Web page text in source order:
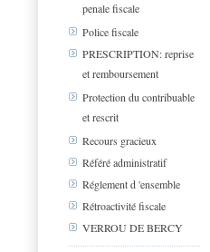
penale fiscale
Police fiscale
PRESCRIPTION: reprise
et remboursement
Protection du contribuable
et rescrit
Recours gracieux
Référé administratif
Réglement d 'ensemble
Rétroactivité fiscale
VERROU DE BERCY